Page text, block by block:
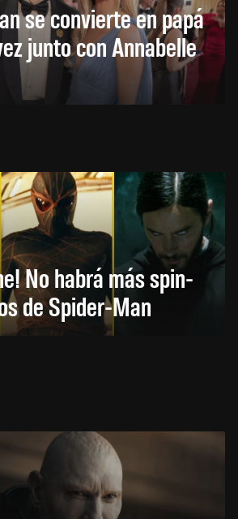
se convierte en papá
junto con Annabelle
No habrá más spin-
de Spider-Man